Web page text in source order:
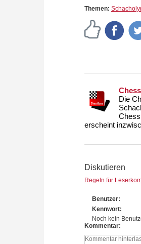
Themen:
Die
erscheint
Diskutieren
Regeln für
Benutzer
Kennwort
Noch kein
Kommentar